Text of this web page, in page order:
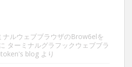
ナルウェブブラウザのBrow6elを
ターミナルグラフックウェブブラ
blog より